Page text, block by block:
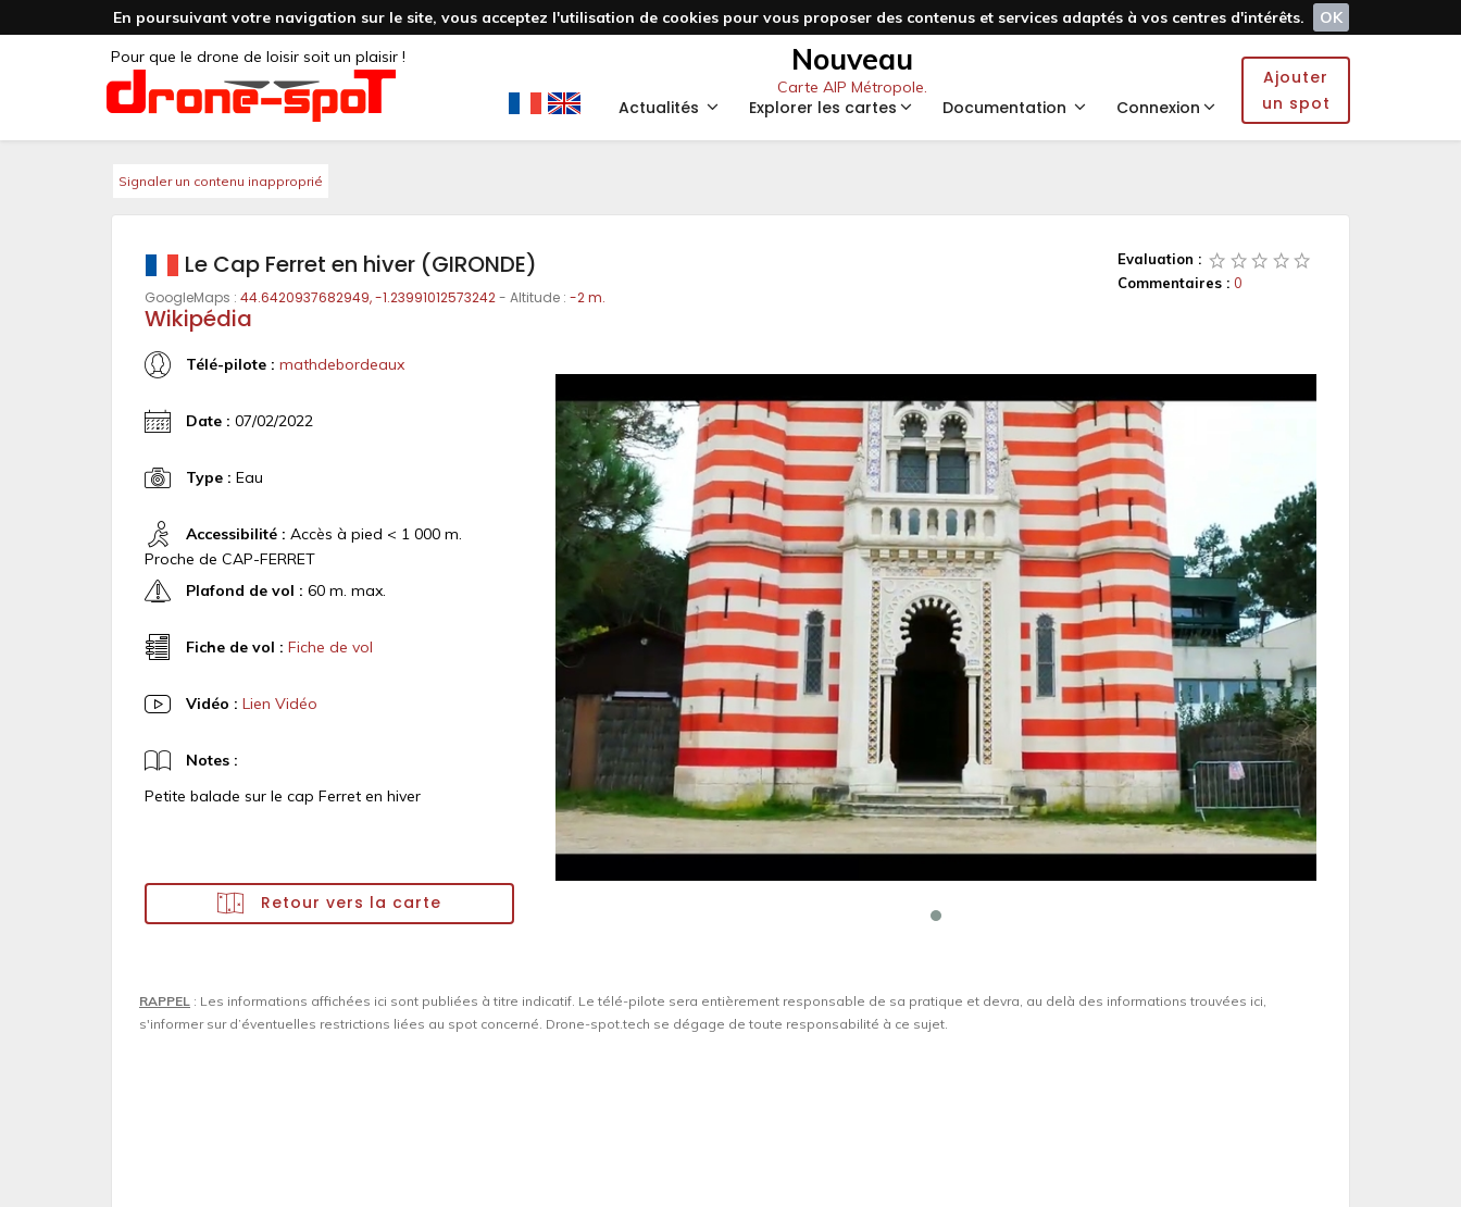
En poursuivant votre navigation sur le site, vous acceptez l'utilisation de cookies pour vous proposer des contenus et services adaptés à vos centres d'intérêts.
OK
Pour que le drone de loisir soit un plaisir !
Nouveau
Carte AIP Métropole.
Actualités Explorer les cartes Documentation Connexion
Ajouter
un spot
Signaler un contenu inapproprié
Evaluation :
Commentaires : 0
Le Cap Ferret en hiver (GIRONDE)
GoogleMaps : 44.6420937682949, -1.23991012573242- Altitude : -2 m.
Wikipédia
Télé-pilote : mathdebordeaux
Date : 07/02/2022
Type : Eau
Accessibilité : Accès à pied < 1 000 m.
Proche de CAP-FERRET
Plafond de vol : 60 m. max.
Fiche de vol : Fiche de vol
Vidéo : Lien Vidéo
Notes :
Petite balade sur le cap Ferret en hiver
Retour vers la carte
RAPPEL : Les informations affichées ici sont publiées à titre indicatif. Le télé-pilote sera entièrement responsable de sa pratique et devra, au delà des informations trouvées ici,
s'informer sur d’éventuelles restrictions liées au spot concerné. Drone-spot.tech se dégage de toute responsabilité à ce sujet.